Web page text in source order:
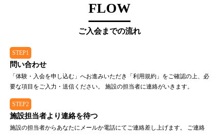
FLOW
ご入会までの流れ
STEP1
問い合わせ
「体験・入会を申し込む」へお進みいただき「利用規約」をご確認の上、必
要な項目をご入力・送信ください。 施設の担当者に連絡がいきます。
STEP2
施設担当者より連絡を待つ
施設の担当者からあなたにメールか電話にてご連絡差し上げます。 ご連絡